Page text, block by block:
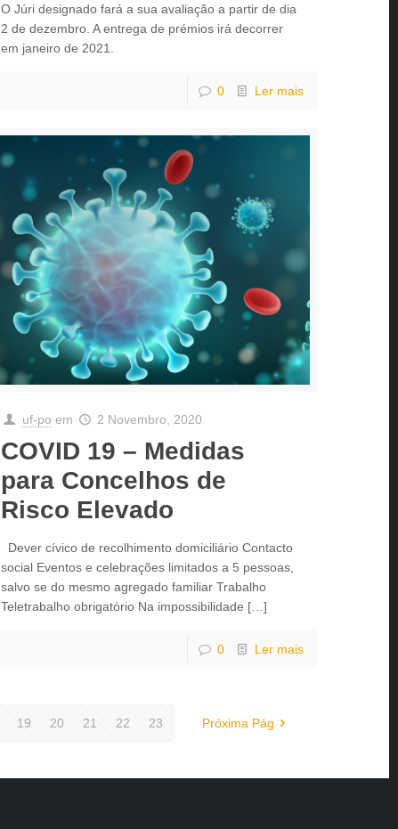
O Júri designado fará a sua avaliação a partir de dia
2 de dezembro. A entrega de prémios irá decorrer
em janeiro de 2021.
0 Ler mais
uf-po em 2 Novembro, 2020
COVID 19 – Medidas
para Concelhos de
Risco Elevado
Dever cívico de recolhimento domiciliário Contacto
social Eventos e celebrações limitados a 5 pessoas,
salvo se do mesmo agregado familiar Trabalho
Teletrabalho obrigatório Na impossibilidade […]
0 Ler mais
19 20 21 22 23 Próxima Pág